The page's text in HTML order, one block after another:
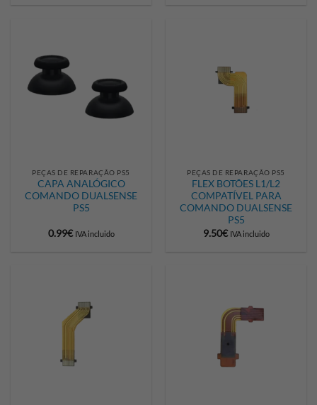
PEÇAS DE REPARAÇÃO PS5
CAPA ANALÓGICO
COMANDO DUALSENSE
PS5
0.99€ IVA incluido
PEÇAS DE REPARAÇÃO PS5
FLEX BOTÕES L1/L2
COMPATÍVEL PARA
COMANDO DUALSENSE
PS5
9.50€ IVA incluido